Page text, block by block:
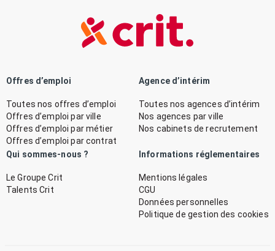
Offres d’emploi
Toutes nos offres d’emploi
Offres d’emploi par ville
Offres d’emploi par métier
Offres d’emploi par contrat
Agence d’intérim
Toutes nos agences d’intérim
Nos agences par ville
Nos cabinets de recrutement
Qui sommes-nous ?
Le Groupe Crit
Talents Crit
Informations réglementaires
Mentions légales
CGU
Données personnelles
Politique de gestion des cookies